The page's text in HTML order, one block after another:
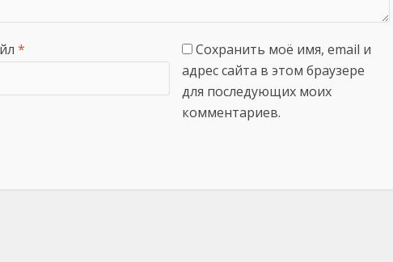
*
Сохранить моё имя, email и
адрес сайта в этом браузере
для последующих моих
комментариев.